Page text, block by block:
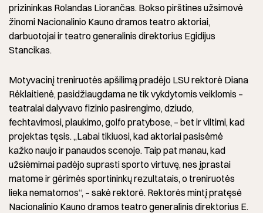
prizininkas Rolandas Liorančas. Bokso pirštines užsimovė
žinomi Nacionalinio Kauno dramos teatro aktoriai,
darbuotojai ir teatro generalinis direktorius Egidijus
Stancikas.
Motyvacinį treniruotės apšilimą pradėjo LSU rektorė Diana
Rėklaitienė, pasidžiaugdama ne tik vykdytomis veiklomis –
teatralai dalyvavo fizinio pasirengimo, dziudo,
fechtavimosi, plaukimo, golfo pratybose, – bet ir viltimi, kad
projektas tęsis. „Labai tikiuosi, kad aktoriai pasisėmė
kažko naujo ir panaudos scenoje. Taip pat manau, kad
užsiėmimai padėjo suprasti sporto virtuvę, nes įprastai
matome ir gėrimės sportininkų rezultatais, o treniruotės
lieka nematomos“, – sakė rektorė. Rektorės mintį pratęsė
Nacionalinio Kauno dramos teatro generalinis direktorius E.